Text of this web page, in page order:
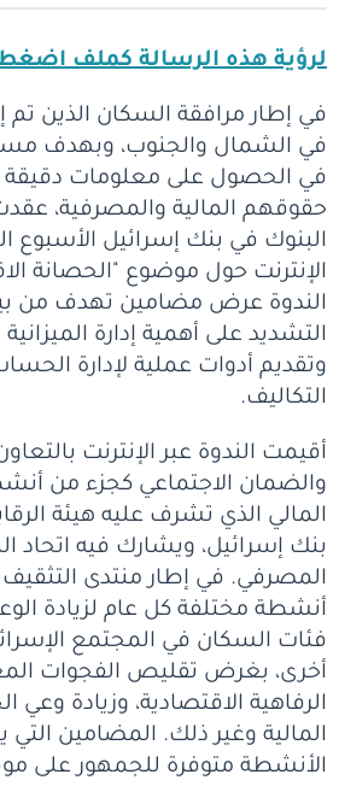
لرؤية هذه الرسالة كملف
في إطار مرافقة السكان الذين تم
في الشمال والجنوب، وبهدف
في الحصول على معلومات دقيقة
حقوقهم المالية والمصرفية،
البنوك في بنك إسرائيل الأسبوع
الإنترنت حول موضوع "الحصانة
الندوة عرض مضامين تهدف من
التشديد على أهمية إدارة الميزانية
وتقديم أدوات عملية لإدارة
التكاليف.
أقيمت الندوة عبر الإنترنت
والضمان الاجتماعي كجزء من
المالي الذي تشرف عليه هيئة
بنك إسرائيل، ويشارك فيه اتحاد
المصرفي. في إطار منتدى التثقيف
أنشطة مختلفة كل عام لزيادة
فئات السكان في المجتمع
أخرى، بغرض تقليص الفجوات
الرفاهية الاقتصادية، وزيادة وعي
المالية وغير ذلك. المضامين
الأنشطة متوفرة للجمهور على